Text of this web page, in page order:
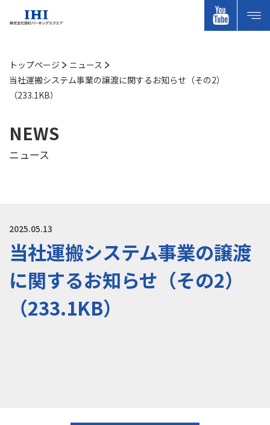
トップページ
ニュース
当社運搬システム事業の譲渡に関するお知らせ（その2）
（233.1KB）
NEWS
ニュース
2025.05.13
当社運搬システム事業の譲渡
に関するお知らせ（その2）
（233.1KB）